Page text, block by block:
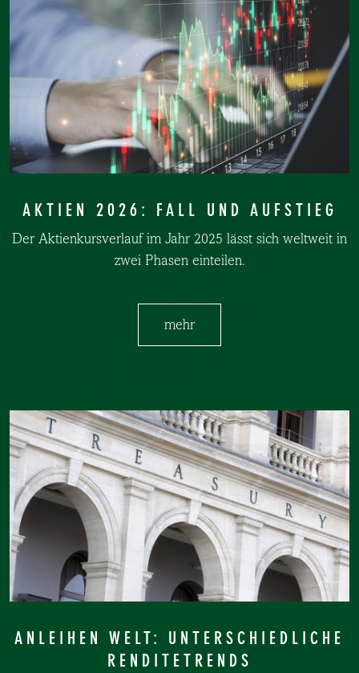
AKTIEN 2026: FALL UND AUFSTIEG
Der Aktienkursverlauf im Jahr 2025 lässt sich weltweit in
zwei Phasen einteilen.
mehr
ANLEIHEN WELT: UNTERSCHIEDLICHE
RENDITETRENDS